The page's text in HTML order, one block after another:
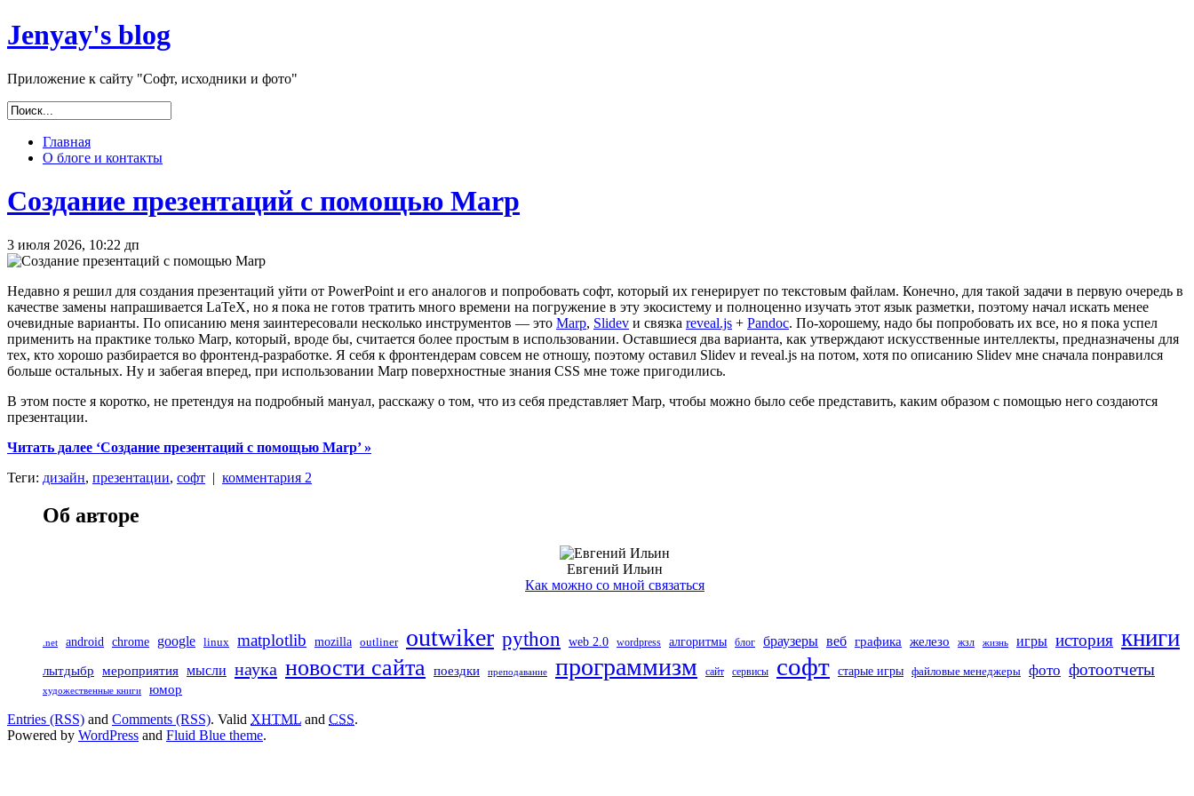
Jenyay's blog
Приложение к сайту "Софт, исходники и фото"
Главная
О блоге и контакты
Создание презентаций с помощью Marp
3 июля 2026, 10:22 дп
Недавно я решил для создания презентаций уйти от PowerPoint и его аналогов и попробовать софт, который их генерирует по текстовым файлам. Конечно, для такой задачи в первую очередь в
качестве замены напрашивается LaTeX, но я пока не готов тратить много времени на погружение в эту экосистему и полноценно изучать этот язык разметки, поэтому начал искать менее
очевидные варианты. По описанию меня заинтересовали несколько инструментов — это Marp, Slidev и связка reveal.js + Pandoc. По-хорошему, надо бы попробовать их все, но я пока успел
применить на практике только Marp, который, вроде бы, считается более простым в использовании. Оставшиеся два варианта, как утверждают искусственные интеллекты, предназначены для
тех, кто хорошо разбирается во фронтенд-разработке. Я себя к фронтендерам совсем не отношу, поэтому оставил Slidev и reveal.js на потом, хотя по описанию Slidev мне сначала понравился
больше остальных. Ну и забегая вперед, при использовании Marp поверхностные знания CSS мне тоже пригодились.
В этом посте я коротко, не претендуя на подробный мануал, расскажу о том, что из себя представляет Marp, чтобы можно было себе представить, каким образом с помощью него создаются
презентации.
Читать далее ‘Создание презентаций с помощью Marp’ »
Теги: дизайн, презентации, софт | комментария 2
Об авторе
Евгений Ильин
Как можно со мной связаться
.net android chrome google linux matplotlib mozilla outliner outwiker python web 2.0 wordpress алгоритмы блог браузеры веб графика железо жзл жизнь игры история книги
лытдыбр мероприятия мысли наука новости сайта поездки преподавание программизм сайт сервисы софт старые игры файловые менеджеры фото фотоотчеты
художественные книги юмор
Entries (RSS) and Comments (RSS). Valid XHTML and CSS.
Powered by WordPress and Fluid Blue theme.